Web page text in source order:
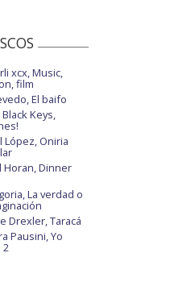
xcx, Music,
film
El baifo
Keys,
López, Oniria
Horan, Dinner
La verdad o
Drexler, Taracá
Pausini, Yo
2